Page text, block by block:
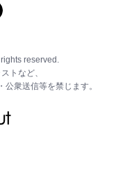
reserved.
トなど、
衆送信等を禁じます。